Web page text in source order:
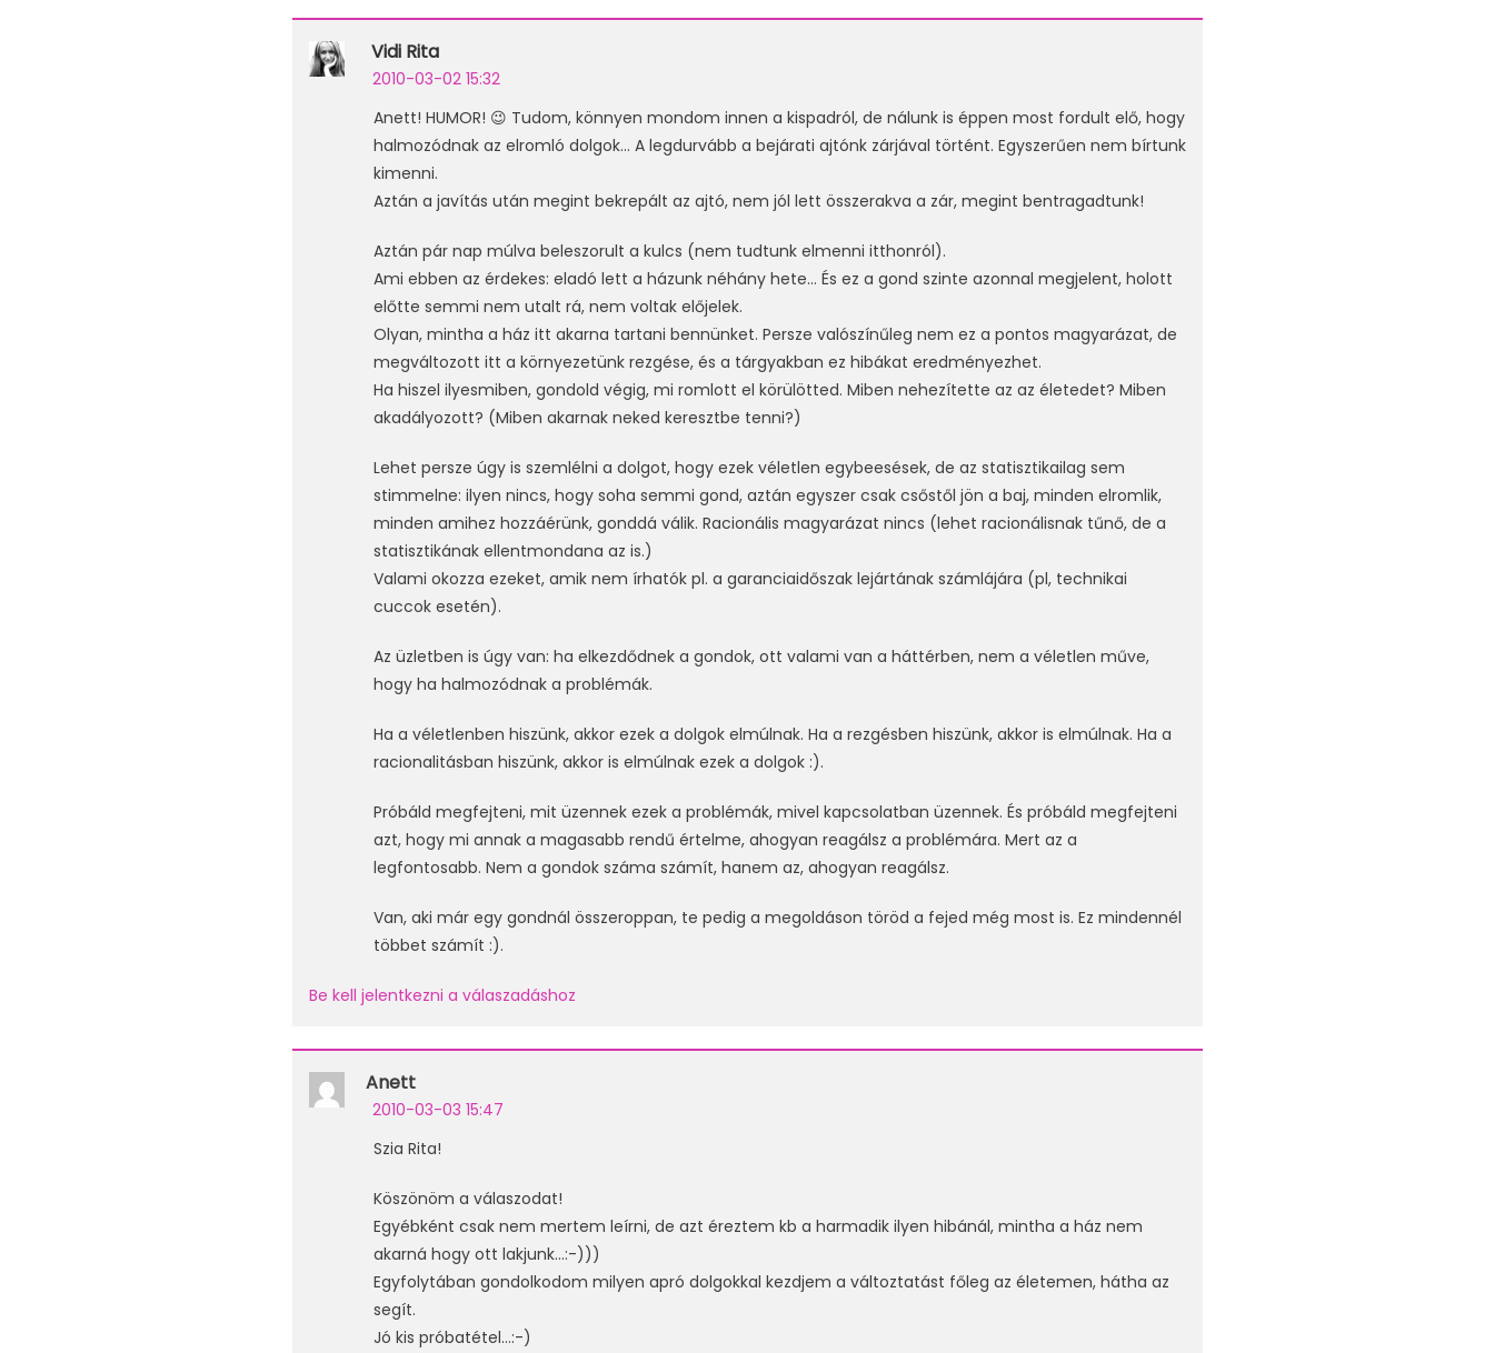
Vidi Rita
2010-03-02 15:32
Anett! HUMOR! 😉 Tudom, könnyen mondom innen a kispadról, de nálunk is éppen most fordult elő, hogy
halmozódnak az elromló dolgok… A legdurvább a bejárati ajtónk zárjával történt. Egyszerűen nem bírtunk
kimenni.
Aztán a javítás után megint bekrepált az ajtó, nem jól lett összerakva a zár, megint bentragadtunk!
Aztán pár nap múlva beleszorult a kulcs (nem tudtunk elmenni itthonról).
Ami ebben az érdekes: eladó lett a házunk néhány hete… És ez a gond szinte azonnal megjelent, holott
előtte semmi nem utalt rá, nem voltak előjelek.
Olyan, mintha a ház itt akarna tartani bennünket. Persze valószínűleg nem ez a pontos magyarázat, de
megváltozott itt a környezetünk rezgése, és a tárgyakban ez hibákat eredményezhet.
Ha hiszel ilyesmiben, gondold végig, mi romlott el körülötted. Miben nehezítette az az életedet? Miben
akadályozott? (Miben akarnak neked keresztbe tenni?)
Lehet persze úgy is szemlélni a dolgot, hogy ezek véletlen egybeesések, de az statisztikailag sem
stimmelne: ilyen nincs, hogy soha semmi gond, aztán egyszer csak csőstől jön a baj, minden elromlik,
minden amihez hozzáérünk, gonddá válik. Racionális magyarázat nincs (lehet racionálisnak tűnő, de a
statisztikának ellentmondana az is.)
Valami okozza ezeket, amik nem írhatók pl. a garanciaidőszak lejártának számlájára (pl, technikai
cuccok esetén).
Az üzletben is úgy van: ha elkezdődnek a gondok, ott valami van a háttérben, nem a véletlen műve,
hogy ha halmozódnak a problémák.
Ha a véletlenben hiszünk, akkor ezek a dolgok elmúlnak. Ha a rezgésben hiszünk, akkor is elmúlnak. Ha a
racionalitásban hiszünk, akkor is elmúlnak ezek a dolgok :).
Próbáld megfejteni, mit üzennek ezek a problémák, mivel kapcsolatban üzennek. És próbáld megfejteni
azt, hogy mi annak a magasabb rendű értelme, ahogyan reagálsz a problémára. Mert az a
legfontosabb. Nem a gondok száma számít, hanem az, ahogyan reagálsz.
Van, aki már egy gondnál összeroppan, te pedig a megoldáson töröd a fejed még most is. Ez mindennél
többet számít :).
Be kell jelentkezni a válaszadáshoz
Anett
2010-03-03 15:47
Szia Rita!
Köszönöm a válaszodat!
Egyébként csak nem mertem leírni, de azt éreztem kb a harmadik ilyen hibánál, mintha a ház nem
akarná hogy ott lakjunk…:-)))
Egyfolytában gondolkodom milyen apró dolgokkal kezdjem a változtatást főleg az életemen, hátha az
segít.
Jó kis próbatétel…:-)